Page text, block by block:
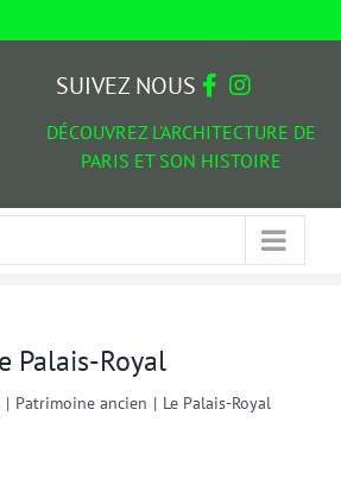
DÉCOUVREZ L'ARCHITECTURE DE
PARIS ET SON HISTOIRE
SUIVEZ NOUS
Palais-Royal
| Patrimoine ancien | Le Palais-Royal